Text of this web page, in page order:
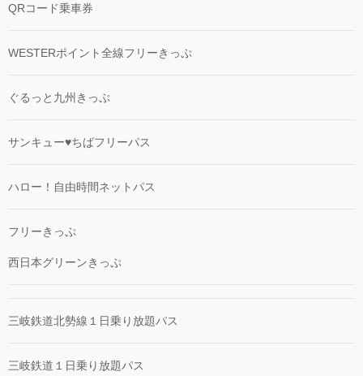
QRコード乗車券
WESTERポイント全線フリーきっぷ
ぐるっと九州きっぷ
サンキュー♥ちばフリーパス
ハロー！自由時間ネットパス
フリーきっぷ
西日本グリーンきっぷ
三岐鉄道北勢線１日乗り放題パス
三岐鉄道１日乗り放題パス